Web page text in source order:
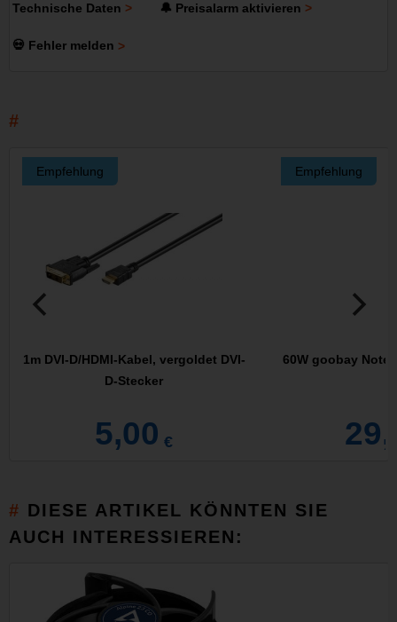
Technische Daten 🔔 Preisalarm aktivieren
💀 Fehler melden
Empfehlung
1m DVI-D/HDMI-Kabel, vergoldet DVI-
D-Stecker
5,00 €
Empfehlung
60W goobay
DIESE ARTIKEL KÖNNTEN SIE
AUCH INTERESSIEREN: